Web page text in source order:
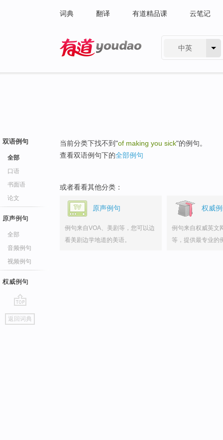
词典 翻译 有道精品课 云笔记
中英
双语例句
全部
口语
书面语
论文
原声例句
全部
音频例句
视频例句
权威例句
go
top
返回词典
当前分类下找不到"of making you sick"的例句。
查看双语例句下的全部例句
或者看看其他分类：
原声例句
例句来自VOA、美剧等，您可以边
看美剧边学地道的美语。
权威
例句来自权威英文
等，提供最专业的